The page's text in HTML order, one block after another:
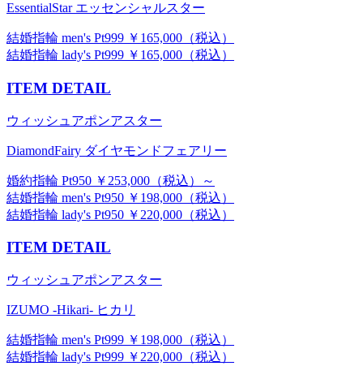
EssentialStar エッセンシャルスター
結婚指輪 men's Pt999 ￥165,000（税込）
結婚指輪 lady's Pt999 ￥165,000（税込）
ITEM DETAIL
ウィッシュアポンアスター
DiamondFairy ダイヤモンドフェアリー
婚約指輪 Pt950 ￥253,000（税込）～
結婚指輪 men's Pt950 ￥198,000（税込）
結婚指輪 lady's Pt950 ￥220,000（税込）
ITEM DETAIL
ウィッシュアポンアスター
IZUMO -Hikari- ヒカリ
結婚指輪 men's Pt999 ￥198,000（税込）
結婚指輪 lady's Pt999 ￥220,000（税込）